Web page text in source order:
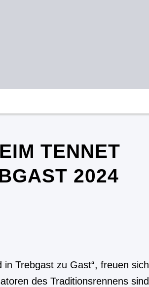
TENNET
2024
Trebgast zu Gast“, freuen sich
des Traditionsrennens sind